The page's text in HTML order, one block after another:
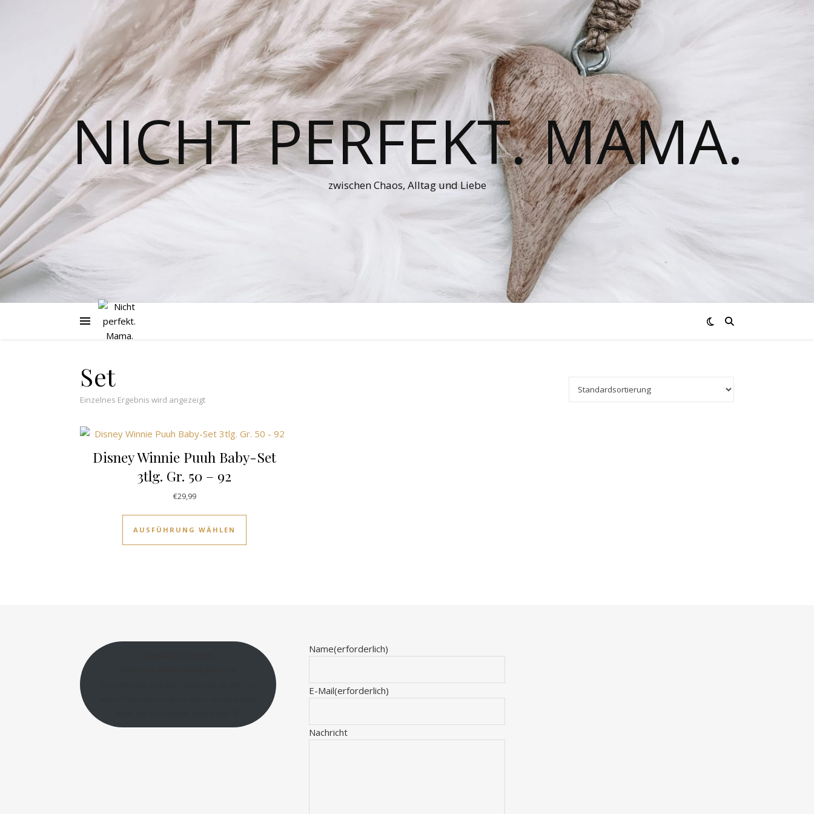
NICHT PERFEKT. MAMA.
zwischen Chaos, Alltag und Liebe
Set
Einzelnes Ergebnis wird angezeigt
Disney Winnie Puuh Baby-Set
3tlg. Gr. 50 – 92
€29,99
AUSFÜHRUNG WÄHLEN
Dieses Produkt weist mehrere Varianten auf. Die Optionen können auf der Produktseite gewählt werden
Name(erforderlich)
E-Mail(erforderlich)
Nachricht